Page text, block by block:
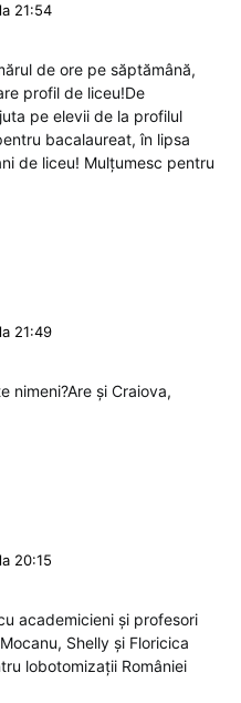
21:54
de ore pe săptămână,
profil de liceu!De
pe elevii de la profilul
bacalaureat, în lipsa
de liceu! Mulțumesc pentru
21:49
nimeni?Are și Craiova,
20:15
academicieni și profesori
Shelly și Floricica
lobotomizații României